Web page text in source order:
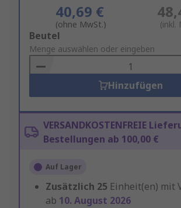
40,69 €
(ohne MwSt.) (inkl.
Add
to
Basket
Beutel
Menge auswählen oder eingeben
Hinzufügen
VERSANDKOSTENFREIE
Bestellungen ab 100,00 €
Auf Lager
Zusätzlich 25 Einheit(en) mit
ab 10. August 2026